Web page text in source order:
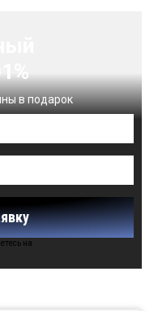
в подарок
на